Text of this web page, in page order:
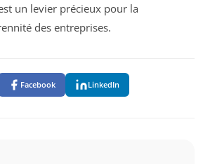
un levier précieux pour la
des entreprises.
Facebook LinkedIn